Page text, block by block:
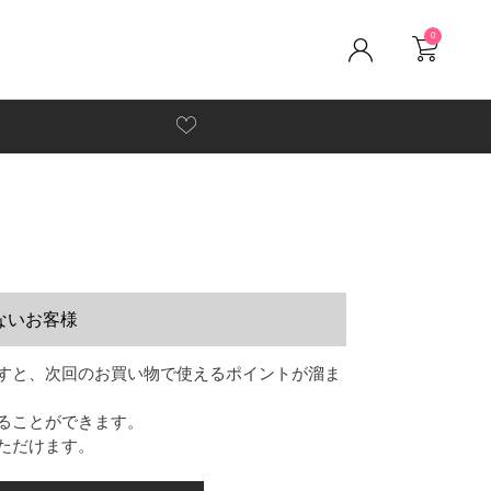
0
いお客様
と、次回のお買い物で使えるポイントが溜ま
ことができます。
だけます。